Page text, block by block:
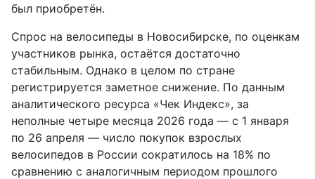
был приобретён.
Спрос на велосипеды в Новосибирске, по оценкам
участников рынка, остаётся достаточно
стабильным. Однако в целом по стране
регистрируется заметное снижение. По данным
аналитического ресурса «Чек Индекс», за
неполные четыре месяца 2026 года — с 1 января
по 26 апреля — число покупок взрослых
велосипедов в России сократилось на 18% по
сравнению с аналогичным периодом прошлого